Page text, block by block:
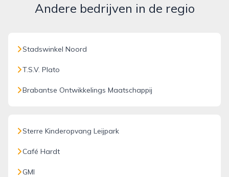
Andere bedrijven in de regio
Stadswinkel Noord
T.S.V. Plato
Brabantse Ontwikkelings Maatschappij
Sterre Kinderopvang Leijpark
Café Hardt
GMI